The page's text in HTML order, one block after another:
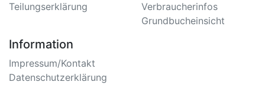
Teilungserklärung
Verbraucherinfos
Grundbucheinsicht
Information
Impressum/Kontakt
Datenschutzerklärung